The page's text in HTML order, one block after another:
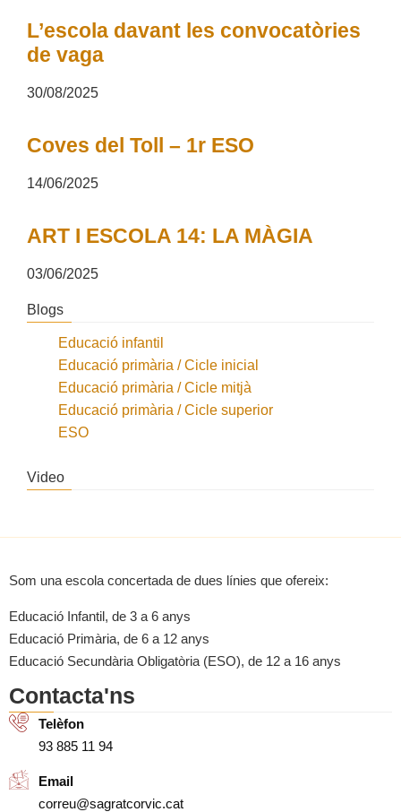
L’escola davant les convocatòries
de vaga
30/08/2025
Coves del Toll – 1r ESO
14/06/2025
ART I ESCOLA 14: LA MÀGIA
03/06/2025
Blogs
Educació infantil
Educació primària / Cicle inicial
Educació primària / Cicle mitjà
Educació primària / Cicle superior
ESO
Video
Som una escola concertada de dues línies que ofereix:
Educació Infantil, de 3 a 6 anys
Educació Primària, de 6 a 12 anys
Educació Secundària Obligatòria (ESO), de 12 a 16 anys
Contacta'ns
Telèfon
93 885 11 94
Email
correu@sagratcorvic.cat